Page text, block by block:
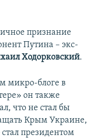
признание
Путина – экс-
Ходорковский.
микро-блоге в
он также
что не стал бы
Крым Украине,
стал президентом